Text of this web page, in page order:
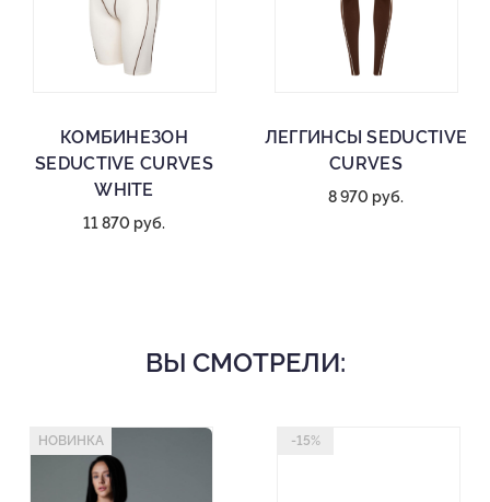
КОМБИНЕЗОН
SEDUCTIVE CURVES
WHITE
11 870 руб.
ЛЕГГИНСЫ SEDUCTIVE
CURVES
8 970 руб.
ВЫ СМОТРЕЛИ:
НОВИНКА -15%